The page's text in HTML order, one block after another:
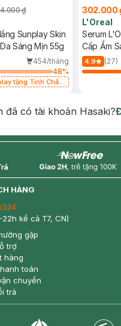
₫
Sunplay Skin
Sáng Mịn 55g
454/tháng
48%
tặng Tinh Chất
302.000
L'Oreal
Serum
Cấp Ẩm
4.9 (27)
đã có tài khoản Hasaki?
nowfree
HÀNG
kể cả T7, CN)
gặp
trợ
hàng
toán
chuyển
trả